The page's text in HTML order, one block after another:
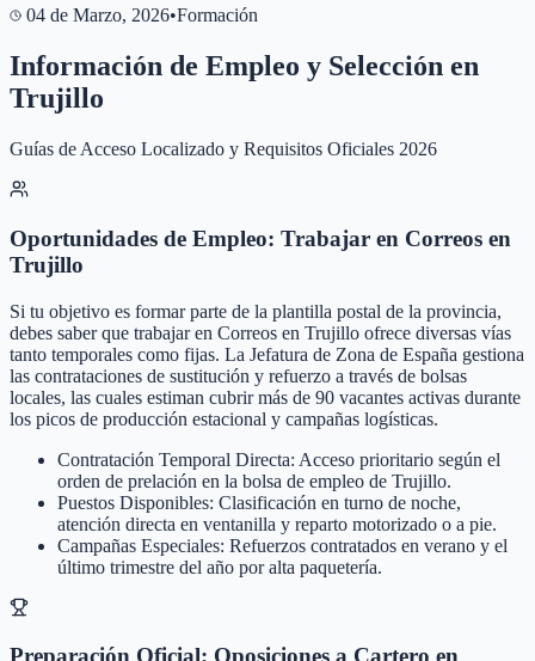
04 de Marzo, 2026•Formación
Información de Empleo y Selección en
Trujillo
Guías de Acceso Localizado y Requisitos Oficiales 2026
Oportunidades de Empleo: Trabajar en Correos en
Trujillo
Si tu objetivo es formar parte de la plantilla postal de la provincia,
debes saber que trabajar en Correos en Trujillo ofrece diversas vías
tanto temporales como fijas. La Jefatura de Zona de España gestiona
las contrataciones de sustitución y refuerzo a través de bolsas
locales, las cuales estiman cubrir más de 90 vacantes activas durante
los picos de producción estacional y campañas logísticas.
Contratación Temporal Directa: Acceso prioritario según el
orden de prelación en la bolsa de empleo de Trujillo.
Puestos Disponibles: Clasificación en turno de noche,
atención directa en ventanilla y reparto motorizado o a pie.
Campañas Especiales: Refuerzos contratados en verano y el
último trimestre del año por alta paquetería.